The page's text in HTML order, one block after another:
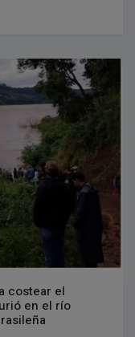
costear el
en el río